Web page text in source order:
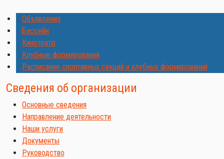
Объявления
Бассейн
Кинотеатр
Клубные формирования
Расписание спортивных секций и клубных формирований
Сведения об организации
Основные сведения
Направление деятельности
Наши услуги
Документы
Руководство